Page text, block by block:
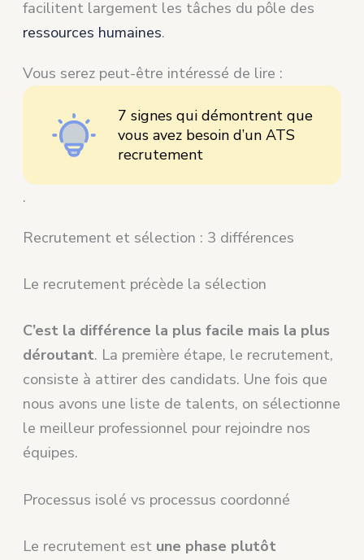
facilitent largement les tâches du pôle des
ressources humaines.
Vous serez peut-être intéressé de lire :
7 signes qui démontrent que
vous avez besoin d’un ATS
recrutement
.
Recrutement et sélection : 3 différences
Le recrutement précède la sélection
C’est la différence la plus facile mais la plus
déroutant. La première étape, le recrutement,
consiste à attirer des candidats. Une fois que
nous avons une liste de talents, on sélectionne
le meilleur professionnel pour rejoindre nos
équipes.
Processus isolé vs processus coordonné
Le recrutement est une phase plutôt